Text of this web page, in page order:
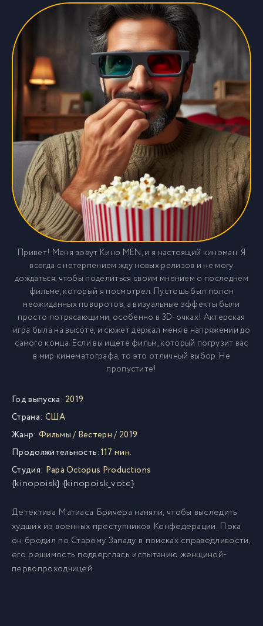
Привет! Меня зовут Кино MEN, и я настоящий киноман. Я
всегда с нетерпением жду новых релизов и не могу
дождаться, чтобы поделиться своим мнением о последнем
фильме, который я посмотрел. Пустошь был полон
неожиданных поворотов, а визуальные эффекты были
просто потрясающими, особенно в 3D-очках! Актерская
игра была на высоте, и сюжет держал меня в напряжении до
самого конца. Если вы ищете фильм, который погрузит вас
в мир кинематографа, то это отличный выбор. Не
пропустите!
Год выпуска: 2019
Страна: США
Жанр: Фильмы/ Вестерн/ 2019
Продолжительность:117 мин.
Студия: Papa Octopus Productions
{kinopoisk} {kinopoisk_vote}
Детектива Матиаса Бричера наняли, чтобы выследить
худших из военных преступников Конфедерации. Пока
он бродил по Старому Западу в поисках справедливости,
его решимость подверглась испытанию женщиной-
первопроходчицей.